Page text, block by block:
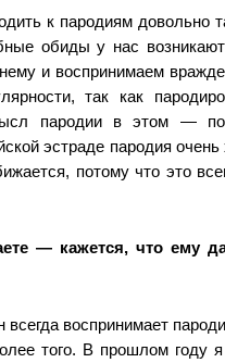
к пародиям довольно
обиды у нас возникают
и воспринимаем
так как
пародии в этом —
эстраде пародия
потому что это
— кажется, что ему
воспринимает
того. В прошлом году